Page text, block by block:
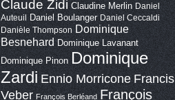
Claude Zidi Claudine Merlin Daniel
Auteuil
Daniel Boulanger Daniel Ceccaldi
Danièle Thompson Dominique
Besnehard Dominique Lavanant
Dominique Pinon Dominique
Zardi Ennio Morricone Francis
Veber François Berléand François